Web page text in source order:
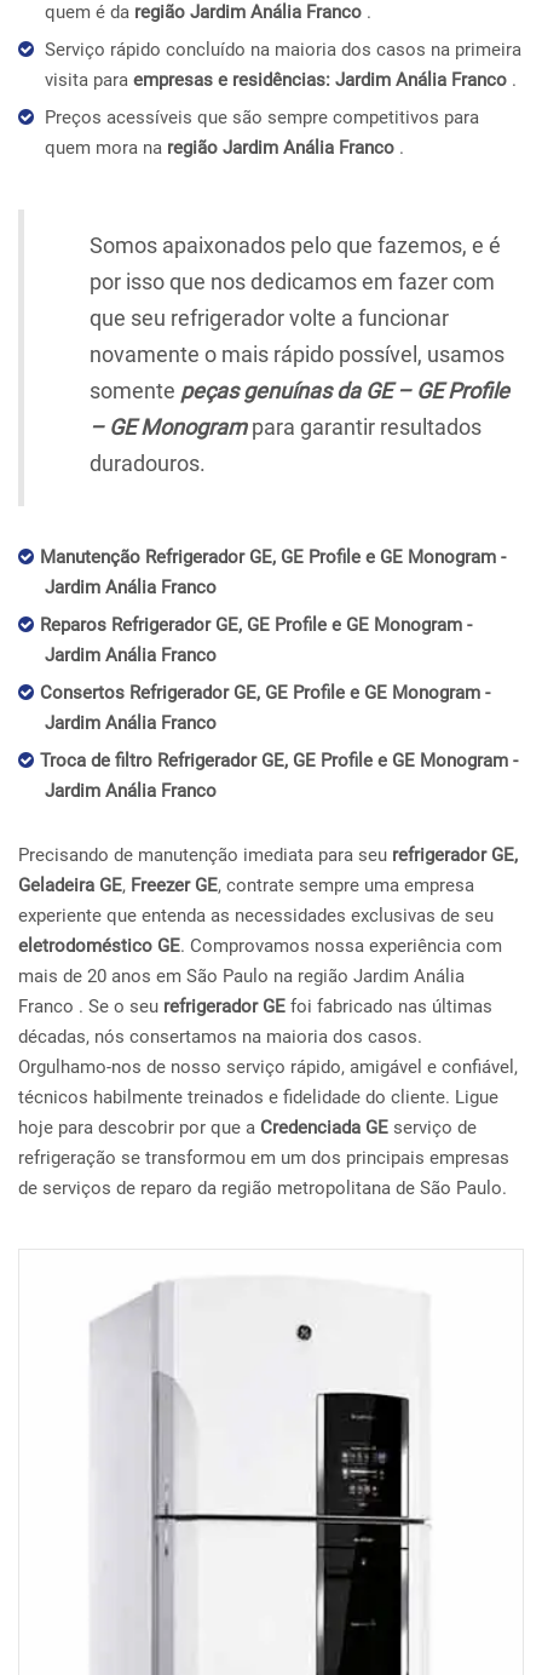
quem é da região Jardim Anália Franco .
Serviço rápido concluído na maioria dos casos na primeira
visita para empresas e residências: Jardim Anália Franco .
Preços acessíveis que são sempre competitivos para
quem mora na região Jardim Anália Franco .
Somos apaixonados pelo que fazemos, e é
por isso que nos dedicamos em fazer com
que seu refrigerador volte a funcionar
novamente o mais rápido possível, usamos
somente peças genuínas da GE – GE Profile
– GE Monogrampara garantir resultados
duradouros.
Manutenção Refrigerador GE, GE Profile e GE Monogram -
Jardim Anália Franco
Reparos Refrigerador GE, GE Profile e GE Monogram -
Jardim Anália Franco
Consertos Refrigerador GE, GE Profile e GE Monogram -
Jardim Anália Franco
Troca de filtro Refrigerador GE, GE Profile e GE Monogram -
Jardim Anália Franco
Precisando de manutenção imediata para seu refrigerador GE,
Geladeira GE, Freezer GE, contrate sempre uma empresa
experiente que entenda as necessidades exclusivas de seu
eletrodoméstico GE. Comprovamos nossa experiência com
mais de 20 anos em São Paulo na região Jardim Anália
Franco . Se o seu refrigerador GE foi fabricado nas últimas
décadas, nós consertamos na maioria dos casos.
Orgulhamo-nos de nosso serviço rápido, amigável e confiável,
técnicos habilmente treinados e fidelidade do cliente. Ligue
hoje para descobrir por que a Credenciada GE serviço de
refrigeração se transformou em um dos principais empresas
de serviços de reparo da região metropolitana de São Paulo.